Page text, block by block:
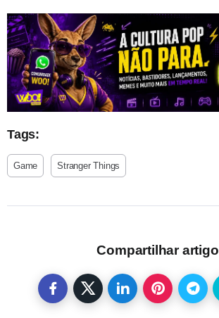
Tags:
Game Stranger Things
Compartilhar artigo